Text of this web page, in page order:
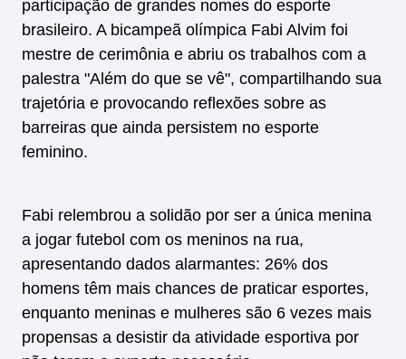
participação de grandes nomes do esporte
brasileiro. A bicampeã olímpica Fabi Alvim foi
mestre de cerimônia e abriu os trabalhos com a
palestra "Além do que se vê", compartilhando sua
trajetória e provocando reflexões sobre as
barreiras que ainda persistem no esporte
feminino.
Fabi relembrou a solidão por ser a única menina
a jogar futebol com os meninos na rua,
apresentando dados alarmantes: 26% dos
homens têm mais chances de praticar esportes,
enquanto meninas e mulheres são 6 vezes mais
propensas a desistir da atividade esportiva por